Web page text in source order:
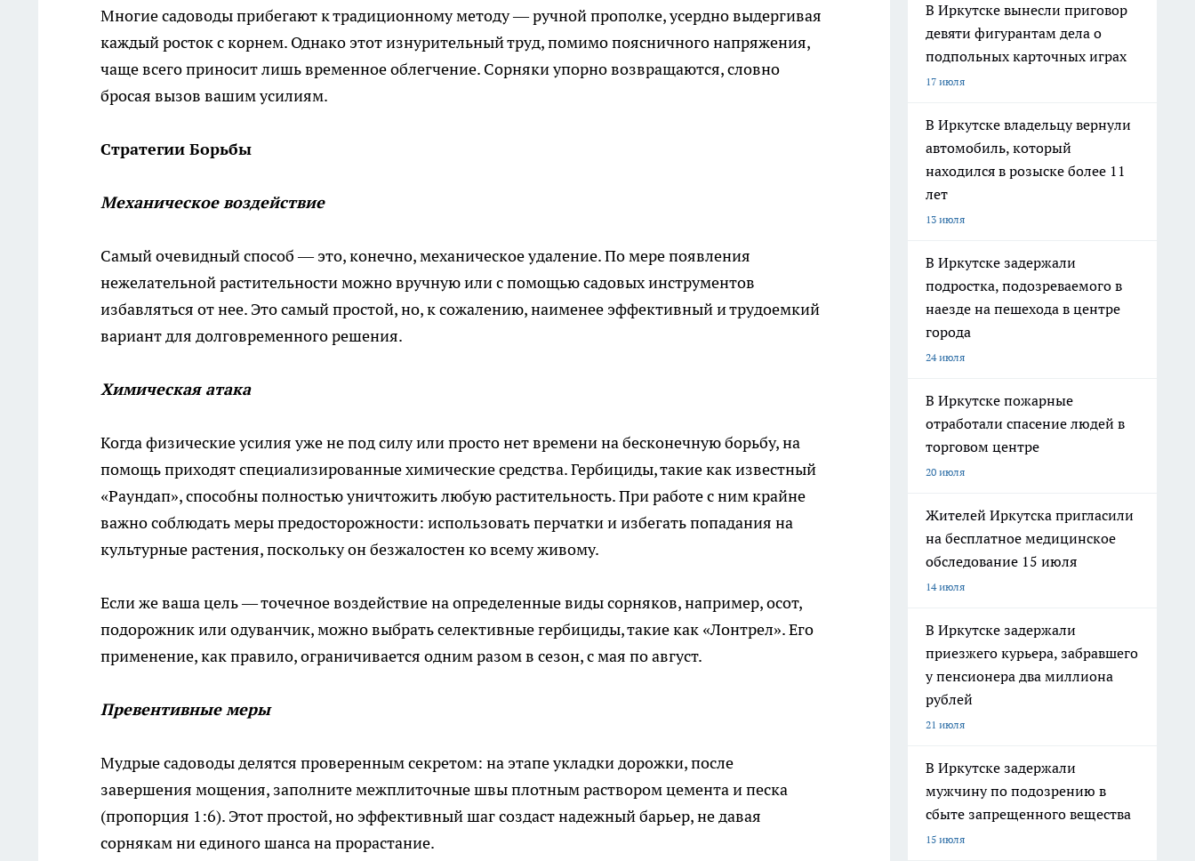
Многие садоводы прибегают к традиционному методу — ручной прополке, усердно выдергивая
каждый росток с корнем. Однако этот изнурительный труд, помимо поясничного напряжения,
чаще всего приносит лишь временное облегчение. Сорняки упорно возвращаются, словно
бросая вызов вашим усилиям.
Стратегии Борьбы
Механическое воздействие
Самый очевидный способ — это, конечно, механическое удаление. По мере появления
нежелательной растительности можно вручную или с помощью садовых инструментов
избавляться от нее. Это самый простой, но, к сожалению, наименее эффективный и трудоемкий
вариант для долговременного решения.
Химическая атака
Когда физические усилия уже не под силу или просто нет времени на бесконечную борьбу, на
помощь приходят специализированные химические средства. Гербициды, такие как известный
«Раундап», способны полностью уничтожить любую растительность. При работе с ним крайне
важно соблюдать меры предосторожности: использовать перчатки и избегать попадания на
культурные растения, поскольку он безжалостен ко всему живому.
Если же ваша цель — точечное воздействие на определенные виды сорняков, например, осот,
подорожник или одуванчик, можно выбрать селективные гербициды, такие как «Лонтрел». Его
применение, как правило, ограничивается одним разом в сезон, с мая по август.
Превентивные меры
Мудрые садоводы делятся проверенным секретом: на этапе укладки дорожки, после
завершения мощения, заполните межплиточные швы плотным раствором цемента и песка
(пропорция 1:6). Этот простой, но эффективный шаг создаст надежный барьер, не давая
сорнякам ни единого шанса на прорастание.
В Иркутске вынесли приговор
девяти фигурантам дела о
подпольных карточных играх
17 июля
В Иркутске владельцу вернули
автомобиль, который
находился в розыске более 11
лет
13 июля
В Иркутске задержали
подростка, подозреваемого в
наезде на пешехода в центре
города
24 июля
В Иркутске пожарные
отработали спасение людей в
торговом центре
20 июля
Жителей Иркутска пригласили
на бесплатное медицинское
обследование 15 июля
14 июля
В Иркутске задержали
приезжего курьера, забравшего
у пенсионера два миллиона
рублей
21 июля
В Иркутске задержали
мужчину по подозрению в
сбыте запрещенного вещества
15 июля